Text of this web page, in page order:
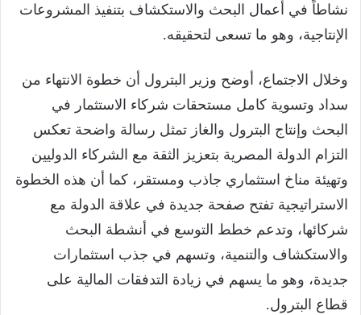
نشاطاً في أعمال البحث والاستكشاف بتنفيذ المشروعات
الإنتاجية، وهو ما تسعى لتحقيقه.
وخلال الاجتماع، أوضح وزير البترول أن خطوة الانتهاء من
سداد وتسوية كامل مستحقات شركاء الاستثمار في
البحث وإنتاج البترول والغاز تمثل رسالة واضحة تعكس
التزام الدولة المصرية بتعزيز الثقة مع الشركاء الدوليين
وتهيئة مناخ استثماري جاذب ومستقر، كما أن هذه الخطوة
الاستراتيجية تفتح صفحة جديدة في علاقة الدولة مع
شركائها، وتدعم خطط التوسع في أنشطة البحث
والاستكشاف والتنمية، وتسهم في جذب استثمارات
جديدة، وهو ما يسهم في زيادة التدفقات المالية على
قطاع البترول.